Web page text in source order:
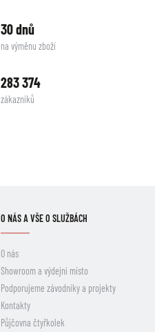
30 dnů
na výměnu zboží
283 374
zákazníků
O NÁS A VŠE O SLUŽBÁCH
O nás
Showroom a výdejní místo
Podporujeme závodníky a projekty
Kontakty
Půjčovna čtyřkolek